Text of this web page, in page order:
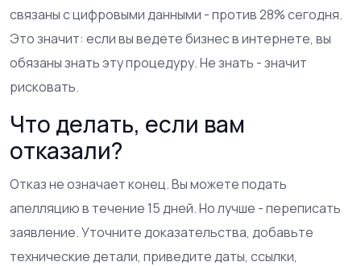
связаны с цифровыми данными - против 28% сегодня.
Это значит: если вы ведете бизнес в интернете, вы
обязаны знать эту процедуру. Не знать - значит
рисковать.
Что делать, если вам
отказали?
Отказ не означает конец. Вы можете подать
апелляцию в течение 15 дней. Но лучше - переписать
заявление. Уточните доказательства, добавьте
технические детали, приведите даты, ссылки,